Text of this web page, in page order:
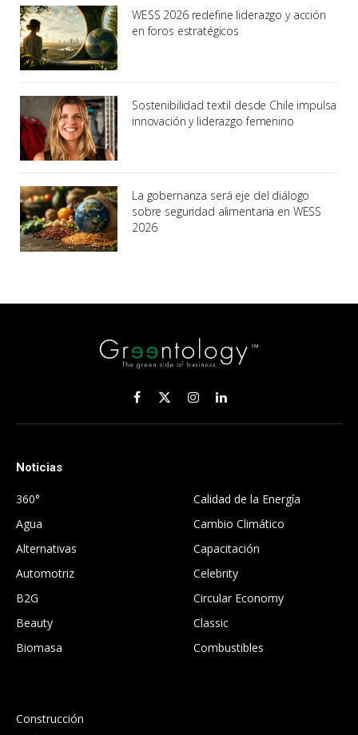
WESS 2026 redefine liderazgo y acción
en foros estratégicos
Sostenibilidad textil desde Chile impulsa
innovación y liderazgo femenino
La gobernanza será eje del diálogo
sobre seguridad alimentaria en WESS
2026
Facebook
X
(Twitter)
InstagramLinkedIn
Noticias
360°
Agua
Alternativas
Automotriz
B2G
Beauty
Biomasa
Calidad de la Energía
Cambio Climático
Capacitación
Celebrity
Circular Economy
Classic
Combustibles
Construcción